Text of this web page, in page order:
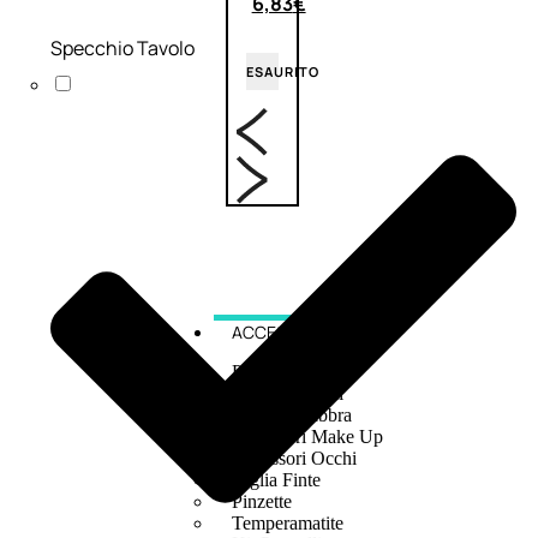
ESAURITO
ACCESSORI
Pennelli Viso
Pennelli Occhi
Pennelli Labbra
Accessori Make Up
Accessori Occhi
Ciglia Finte
Pinzette
Temperamatite
Specchio Tavolo